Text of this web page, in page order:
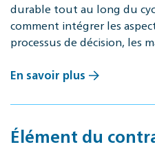
durable tout au long du
comment intégrer les
processus de décision, les
En savoir plus
Élément du